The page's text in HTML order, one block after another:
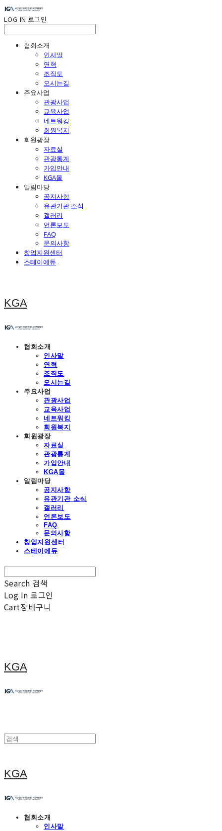
LOG IN 로그인
협회소개
인사말
연혁
조직도
오시는길
주요사업
관광사업
교육사업
네트워킹
회원복지
회원광장
자료실
관광통계
가입안내
KGA몰
알림마당
공지사항
유관기관 소식
갤러리
언론보도
FAQ
문의사항
창업지원센터
스테이에듀
KGA
협회소개
인사말
연혁
조직도
오시는길
주요사업
관광사업
교육사업
네트워킹
회원복지
회원광장
자료실
관광통계
가입안내
KGA몰
알림마당
공지사항
유관기관 소식
갤러리
언론보도
FAQ
문의사항
창업지원센터
스테이에듀
Search 검색
Log In 로그인
Cart장바구니
KGA
KGA
협회소개
인사말